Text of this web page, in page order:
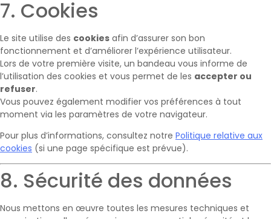
7. Cookies
Le site utilise des cookies afin d’assurer son bon
fonctionnement et d’améliorer l’expérience utilisateur.
Lors de votre première visite, un bandeau vous informe de
l’utilisation des cookies et vous permet de les accepter ou
refuser.
Vous pouvez également modifier vos préférences à tout
moment via les paramètres de votre navigateur.
Pour plus d’informations, consultez notre Politique relative aux
cookies (si une page spécifique est prévue).
8. Sécurité des données
Nous mettons en œuvre toutes les mesures techniques et